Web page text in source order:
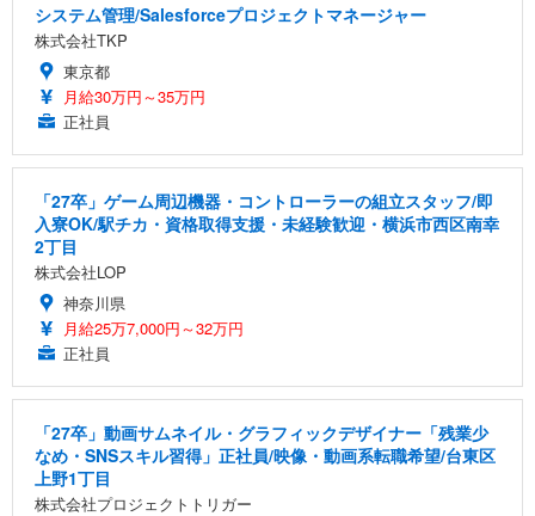
システム管理/Salesforceプロジェクトマネージャー
株式会社TKP
東京都
月給30万円～35万円
正社員
「27卒」ゲーム周辺機器・コントローラーの組立スタッフ/即
入寮OK/駅チカ・資格取得支援・未経験歓迎・横浜市西区南幸
2丁目
株式会社LOP
神奈川県
月給25万7,000円～32万円
正社員
「27卒」動画サムネイル・グラフィックデザイナー「残業少
なめ・SNSスキル習得」正社員/映像・動画系転職希望/台東区
上野1丁目
株式会社プロジェクトトリガー